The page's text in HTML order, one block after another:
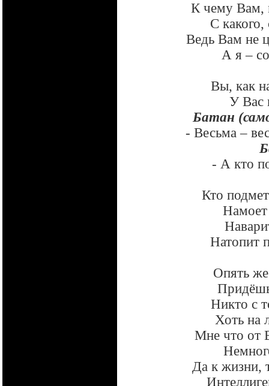
К чему Вам,
С
Ведь Вам не
А я –
Вы, как
У Вас
Батан
- Весьма –
- А кто
Кто
Намоет
Натопит
Опять
Никто с
Хоть на
Мне что от
Да к жизни,